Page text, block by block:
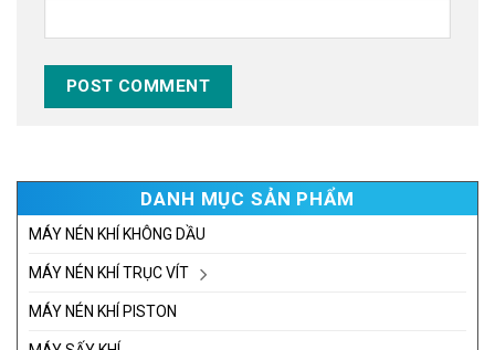
DANH MỤC SẢN PHẨM
MÁY NÉN KHÍ KHÔNG DẦU
MÁY NÉN KHÍ TRỤC VÍT
MÁY NÉN KHÍ PISTON